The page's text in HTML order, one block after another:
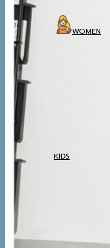
WOMEN
KIDS
SETS